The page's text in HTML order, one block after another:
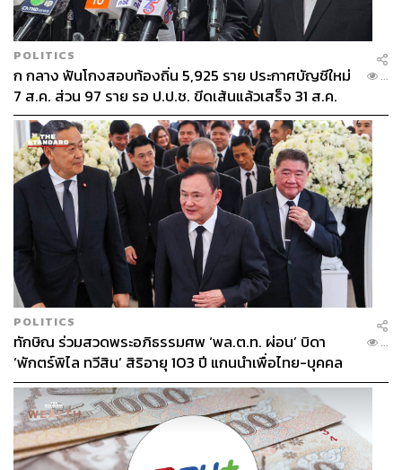
POLITICS
ก กลาง ฟันโกงสอบท้องถิ่น 5,925 ราย ประกาศบัญชีใหม่
7 ส.ค. ส่วน 97 ราย รอ ป.ป.ช. ขีดเส้นแล้วเสร็จ 31 ส.ค.
...
POLITICS
ทักษิณ ร่วมสวดพระอภิธรรมศพ ‘พล.ต.ท. ผ่อน’ บิดา
‘พักตร์พิไล ทวีสิน’ สิริอายุ 103 ปี แกนนำเพื่อไทย-บุคคล
หลากวงการร่วมอาลัย
...